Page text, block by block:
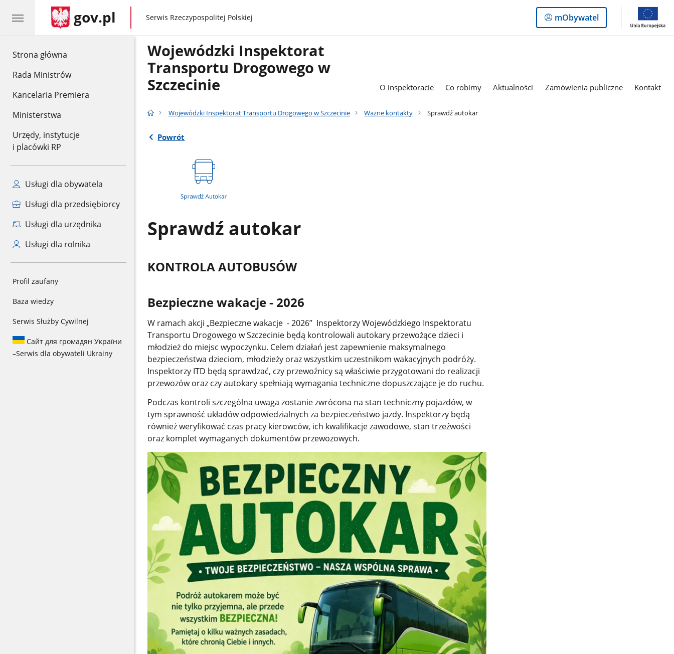
Strona główna
Rada Ministrów
Kancelaria Premiera
Ministerstwa
Urzędy, instytucje
i placówki RP
Usługi dla obywatela
Usługi dla przedsiębiorcy
Usługi dla urzędnika
Usługi dla rolnika
Profil zaufany
Baza wiedzy
Serwis Służby Cywilnej
Сайт для громадян України
–Serwis dla obywateli Ukrainy
gov.pl gov.pl
Serwis Rzeczypospolitej Polskiej
Logowanie
do
mObywatel
Wojewódzki Inspektorat
Transportu Drogowego w
Szczecinie
O inspektoracie Co robimy Aktualności Zamówienia publiczne Kontakt
Wojewódzki Inspektorat Transportu Drogowego w Szczecinie Ważne kontakty Sprawdź autokar
Powrót
Sprawdź autokar
KONTROLA AUTOBUSÓW
Bezpieczne wakacje - 2026
W ramach akcji „Bezpieczne wakacje - 2026” Inspektorzy Wojewódzkiego Inspektoratu
Transportu Drogowego w Szczecinie będą kontrolowali autokary przewożące dzieci i
młodzież do miejsc wypoczynku. Celem działań jest zapewnienie maksymalnego
bezpieczeństwa dzieciom, młodzieży oraz wszystkim uczestnikom wakacyjnych podróży.
Inspektorzy ITD będą sprawdzać, czy przewoźnicy są właściwie przygotowani do realizacji
przewozów oraz czy autokary spełniają wymagania techniczne dopuszczające je do ruchu.
Podczas kontroli szczególna uwaga zostanie zwrócona na stan techniczny pojazdów, w
tym sprawność układów odpowiedzialnych za bezpieczeństwo jazdy. Inspektorzy będą
również weryfikować czas pracy kierowców, ich kwalifikacje zawodowe, stan trzeźwości
oraz komplet wymaganych dokumentów przewozowych.